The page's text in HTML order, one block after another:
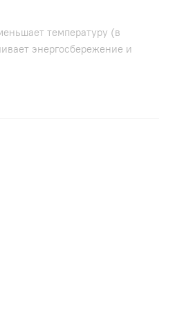
температуру (в
энергосбережение и